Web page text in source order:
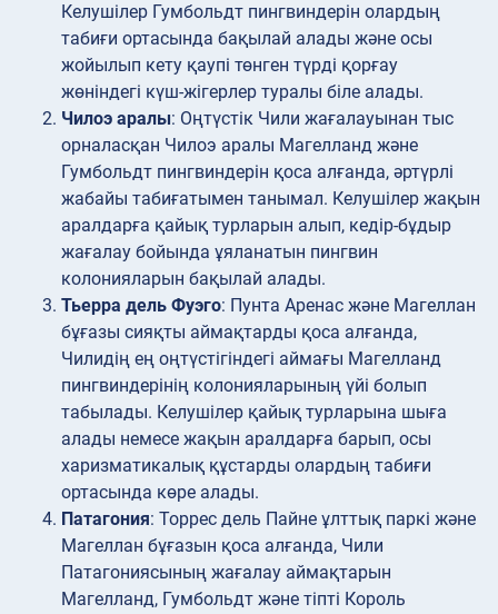
Келушілер Гумбольдт пингвиндерін олардың
табиғи ортасында бақылай алады және осы
жойылып кету қаупі төнген түрді қорғау
жөніндегі күш-жігерлер туралы біле алады.
Чилоэ аралы: Оңтүстік Чили жағалауынан тыс
орналасқан Чилоэ аралы Магелланд және
Гумбольдт пингвиндерін қоса алғанда, әртүрлі
жабайы табиғатымен танымал. Келушілер жақын
аралдарға қайық турларын алып, кедір-бұдыр
жағалау бойында ұяланатын пингвин
колонияларын бақылай алады.
Тьерра дель Фуэго: Пунта Аренас және Магеллан
бұғазы сияқты аймақтарды қоса алғанда,
Чилидің ең оңтүстігіндегі аймағы Магелланд
пингвиндерінің колонияларының үйі болып
табылады. Келушілер қайық турларына шыға
алады немесе жақын аралдарға барып, осы
харизматикалық құстарды олардың табиғи
ортасында көре алады.
Патагония: Торрес дель Пайне ұлттық паркі және
Магеллан бұғазын қоса алғанда, Чили
Патагониясының жағалау аймақтарын
Магелланд, Гумбольдт және тіпті Король